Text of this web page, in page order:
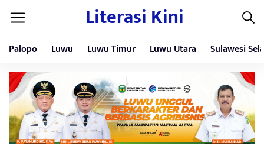
Literasi Kini
Palopo Luwu Luwu Timur Luwu Utara Sulawesi